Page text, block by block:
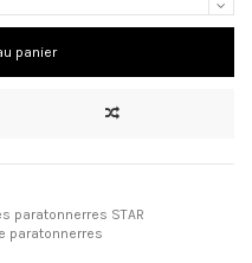
panier
paratonnerres STAR
paratonnerres